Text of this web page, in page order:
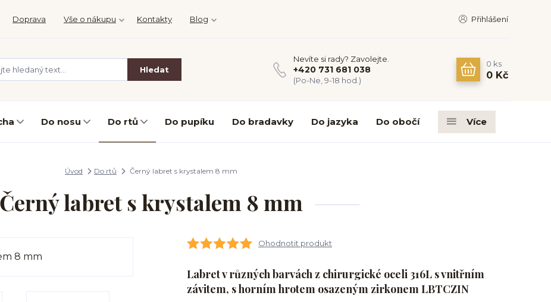
Doprava Vše o nákupu Kontakty Blog Přihlášení
Hledat
Nevíte si rady? Zavolejte.
+420 731 681 038
(Po-Ne, 9-18 hod.)
0 ks
0 Kč
Do nosu Do rtů Do pupíku Do bradavky Do jazyka Do obočí Více
Úvod Do rtů Černý labret s krystalem 8 mm
Černý labret s krystalem 8 mm
Ohodnotit produkt
Labret v různých barvách z chirurgické oceli 316L s vnitřním
závitem, s horním hrotem osazeným zirkonem LBTCZIN